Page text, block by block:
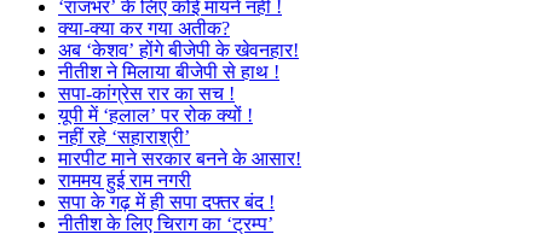
‘राजभर’ के लिए कोई मायने नहीं !
क्या-क्या कर गया अतीक?
अब ‘केशव’ होंगे बीजेपी के खेवनहार!
नीतीश ने मिलाया बीजेपी से हाथ !
सपा-कांग्रेस रार का सच !
यूपी में ‘हलाल’ पर रोक क्यों !
नहीं रहे ‘सहाराश्री’
मारपीट माने सरकार बनने के आसार!
राममय हुई राम नगरी
सपा के गढ़ में ही सपा दफ्तर बंद !
नीतीश के लिए चिराग का ‘ट्रम्प’